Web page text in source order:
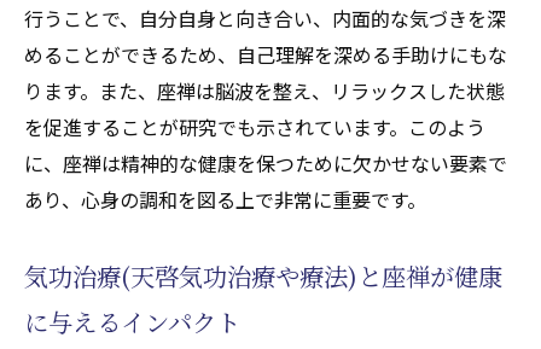
行うことで、自分自身と向き合い、内面的な気づきを深
めることができるため、自己理解を深める手助けにもな
ります。また、座禅は脳波を整え、リラックスした状態
を促進することが研究でも示されています。このよう
に、座禅は精神的な健康を保つために欠かせない要素で
あり、心身の調和を図る上で非常に重要です。
気功治療(天啓気功治療や療法)と座禅が健康
に与えるインパクト